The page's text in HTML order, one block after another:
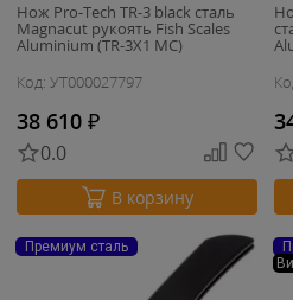
Нож Pro-Tech TR-3 black сталь
Magnacut рукоять Fish Scales
Aluminium (TR-3X1 MC)
Код: УТ000027797
38 610 ₽
0.0
В корзину
Премиум сталь